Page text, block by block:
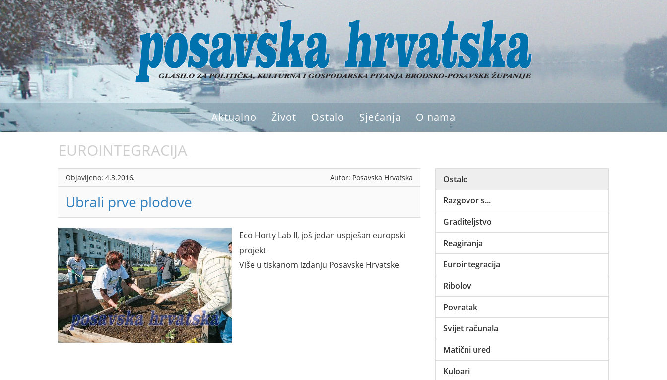
Aktualno Život Ostalo Sjećanja O nama
EUROINTEGRACIJA
Objavljeno: 4.3.2016. Autor: Posavska Hrvatska
Ubrali prve plodove
Eco Horty Lab II, još jedan uspješan europski
projekt.
Više u tiskanom izdanju Posavske Hrvatske!
Ostalo
Razgovor s...
Graditeljstvo
Reagiranja
Eurointegracija
Ribolov
Povratak
Svijet računala
Matični ured
Kuloari